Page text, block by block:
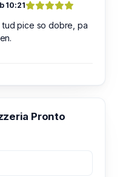
10:21
tud pice so dobre, pa
Pronto